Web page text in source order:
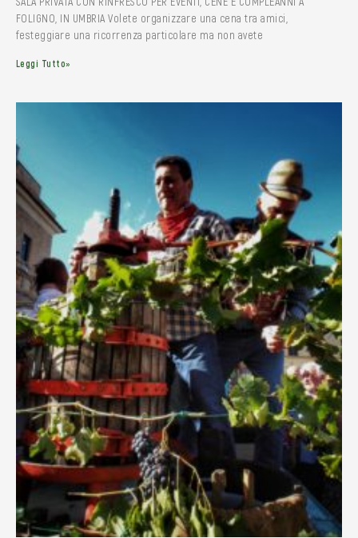
FOLIGNO, IN UMBRIA Volete organizzare una cena tra amici,
festeggiare una ricorrenza particolare ma non avete
Leggi Tutto»